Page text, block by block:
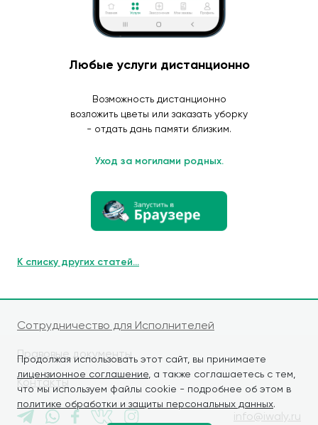
Продолжая использовать этот сайт, вы принимаете
лицензионное соглашение , а также соглашаетесь с тем,
что мы используем файлы cookie - подробнее об этом в
политике обработки и защиты персональных данных.
Любые услуги дистанционно
Возможность дистанционно
возложить цветы или заказать уборку
- отдать дань памяти близким.
Уход за могилами родных.
К списку других статей...
Сотрудничество для Исполнителей
Правовые документы
Контакты
info@iwaly.ru